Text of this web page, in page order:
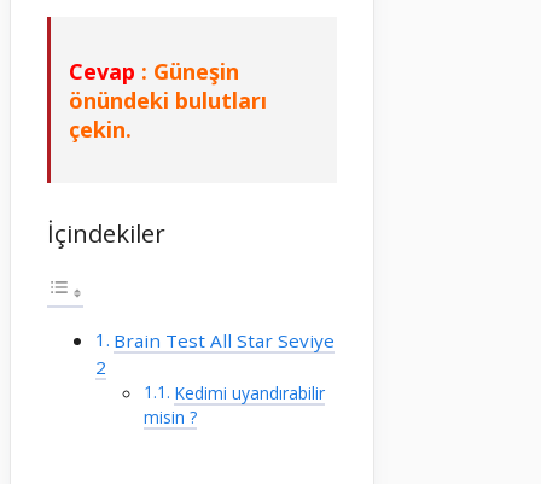
Cevap : Güneşin
önündeki bulutları
çekin.
İçindekiler
Brain Test All Star Seviye
2
Kedimi uyandırabilir
misin ?